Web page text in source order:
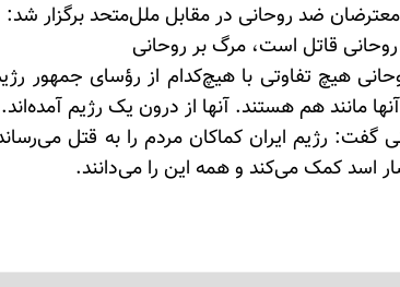
ضد روحانی در مقابل ملل‌متحد برگزار شد:
قاتل است، مرگ بر روحانی
هیچ تفاوتی با هیچ‌کدام از رؤسای جمهور
مانند هم هستند. آنها از درون یک رژیم آمده‌اند.
رژیم ایران کماکان مردم را به قتل
اسد کمک می‌کند و همه این را می‌دانند.